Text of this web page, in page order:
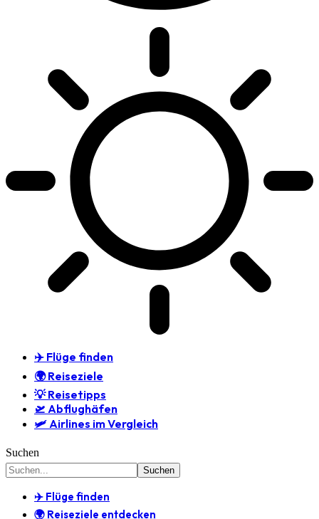
✈️ Flüge finden
🌍 Reiseziele
💡 Reisetipps
🛫 Abflughäfen
🛩️ Airlines im Vergleich
Suchen
✈️ Flüge finden
🌍 Reiseziele entdecken